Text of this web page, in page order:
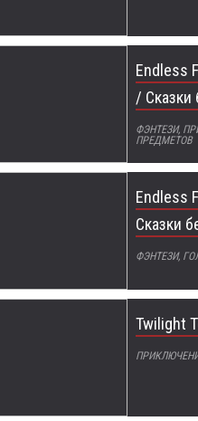
Endless
/ Сказки
ФЭНТЕЗИ,
ПРЕДМЕТОВ
Endless
Сказки
ФЭНТЕЗИ,
Twilight